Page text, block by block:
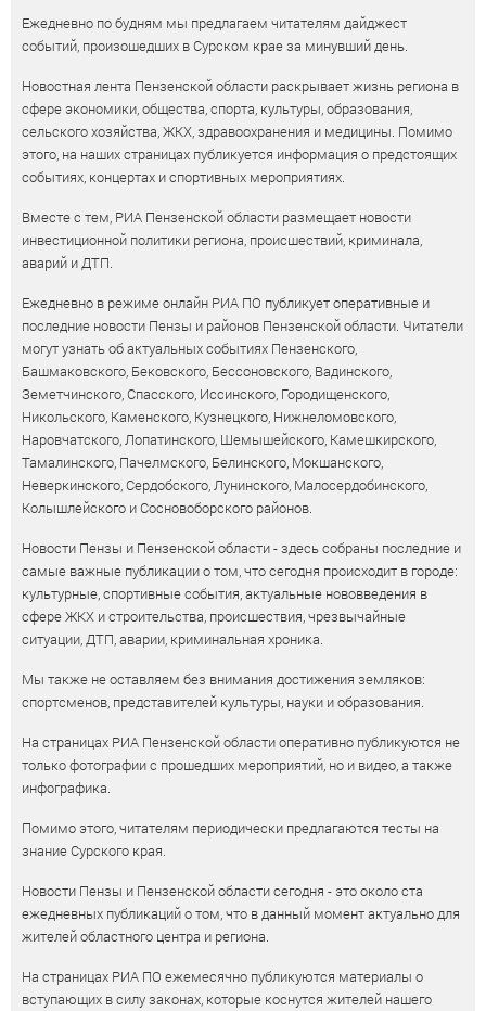
Ежедневно по будням мы предлагаем читателям дайджест
событий, произошедших в Сурском крае за минувший день.
Новостная лента Пензенской области раскрывает жизнь региона в
сфере экономики, общества, спорта, культуры, образования,
сельского хозяйства, ЖКХ, здравоохранения и медицины. Помимо
этого, на наших страницах публикуется информация о предстоящих
событиях, концертах и спортивных мероприятиях.
Вместе с тем, РИА Пензенской области размещает новости
инвестиционной политики региона, происшествий, криминала,
аварий и ДТП.
Ежедневно в режиме онлайн РИА ПО публикует оперативные и
последние новости Пензы и районов Пензенской области. Читатели
могут узнать об актуальных событиях Пензенского,
Башмаковского, Бековского, Бессоновского, Вадинского,
Земетчинского, Спасского, Иссинского, Городищенского,
Никольского, Каменского, Кузнецкого, Нижнеломовского,
Наровчатского, Лопатинского, Шемышейского, Камешкирского,
Тамалинского, Пачелмского, Белинского, Мокшанского,
Неверкинского, Сердобского, Лунинского, Малосердобинского,
Колышлейского и Сосновоборского районов.
Новости Пензы и Пензенской области - здесь собраны последние и
самые важные публикации о том, что сегодня происходит в городе:
культурные, спортивные события, актуальные нововведения в
сфере ЖКХ и строительства, происшествия, чрезвычайные
ситуации, ДТП, аварии, криминальная хроника.
Мы также не оставляем без внимания достижения земляков:
спортсменов, представителей культуры, науки и образования.
На страницах РИА Пензенской области оперативно публикуются не
только фотографии с прошедших мероприятий, но и видео, а также
инфографика.
Помимо этого, читателям периодически предлагаются тесты на
знание Сурского края.
Новости Пензы и Пензенской области сегодня - это около ста
ежедневных публикаций о том, что в данный момент актуально для
жителей областного центра и региона.
На страницах РИА ПО ежемесячно публикуются материалы о
вступающих в силу законах, которые коснутся жителей нашего